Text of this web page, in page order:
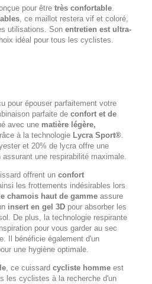
pour être très confortable.
, ce maillot restera vif et coloré,
utilisations. Son entretien est ultra-
idéal pour tous les cyclistes.
pour épouser parfaitement votre
parfaite de confort et de
avec une matière légère,
à la technologie Lycra Sport®.
et 20% de lycra offre une
assurant une respirabilité maximale.
offrent un confort
les frottements indésirables lors
chamois haut de gamme assure
insert en gel 3D pour absorber les
De plus, la technologie respirante
pour vous garder au sec
Il bénéficie également d'un
une hygiène optimale.
, ce cuissard cycliste homme est
les cyclistes à la recherche d'un